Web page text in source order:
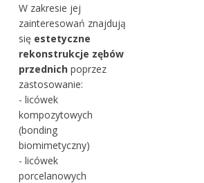
W zakresie jej
zainteresowań znajdują
się estetyczne
rekonstrukcje zębów
przednichpoprzez
zastosowanie:
- licówek
kompozytowych
(bonding
biomimetyczny)
- licówek
porcelanowych